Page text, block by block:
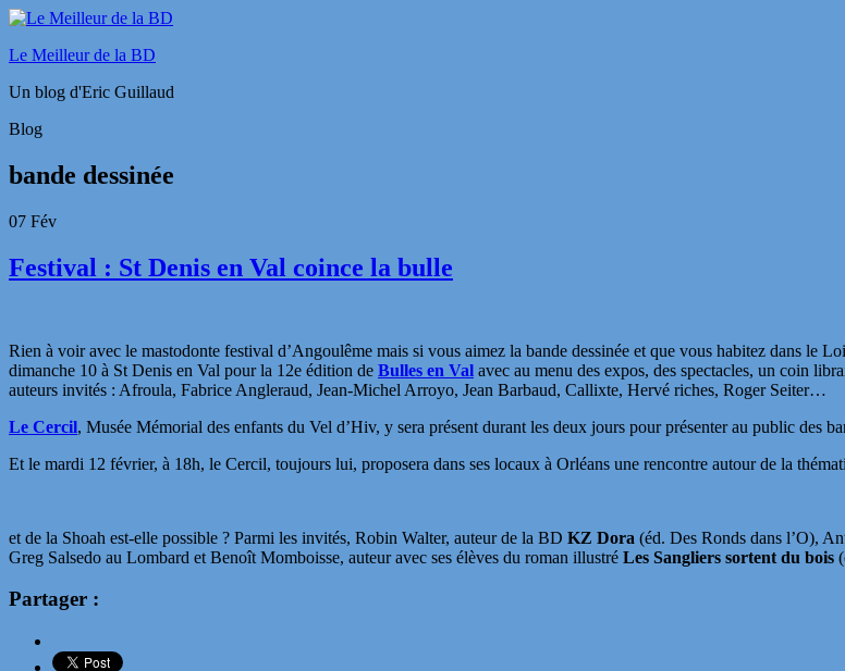
Le Meilleur de la BD
Un blog d'Eric Guillaud
Blog
bande dessinée
07 Fév
Festival : St Denis en Val coince la bulle
Rien à voir avec le mastodonte festival d’Angoulême mais si vous aimez la bande dessinée et que vous habitez dans le
dimanche 10 à St Denis en Val pour la 12e édition de Bulles en Val avec au menu des expos, des spectacles, un coin
auteurs invités : Afroula, Fabrice Angleraud, Jean-Michel Arroyo, Jean Barbaud, Callixte, Hervé riches, Roger Seiter…
Le Cercil, Musée Mémorial des enfants du Vel d’Hiv, y sera présent durant les deux jours pour présenter au public des
Et le mardi 12 février, à 18h, le Cercil, toujours lui, proposera dans ses locaux à Orléans une rencontre autour de la
et de la Shoah est-elle possible ? Parmi les invités, Robin Walter, auteur de la BD KZ Dora (éd. Des Ronds dans l’O),
Greg Salsedo au Lombard et Benoît Momboisse, auteur avec ses élèves du roman illustré Les Sangliers sortent du bois
Partager :